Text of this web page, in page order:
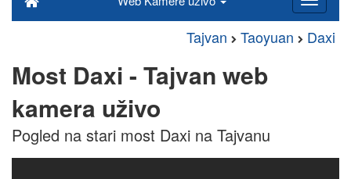
Tajvan Taoyuan Daxi
Most Daxi - Tajvan web
kamera uživo
Pogled na stari most Daxi na Tajvanu